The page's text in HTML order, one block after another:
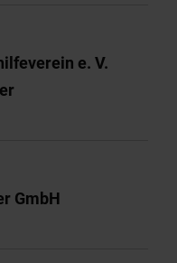
e. V.
GmbH